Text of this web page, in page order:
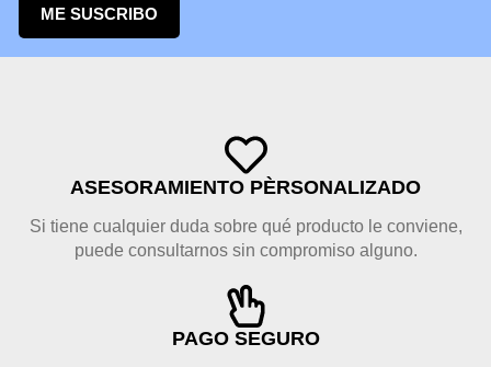
ME SUSCRIBO
ASESORAMIENTO PÈRSONALIZADO
Si tiene cualquier duda sobre qué producto le conviene,
puede consultarnos sin compromiso alguno.
PAGO SEGURO